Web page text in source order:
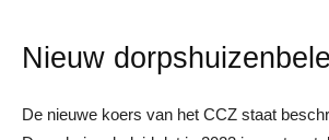
Nieuw
De nieuwe koers van het CCZ staat